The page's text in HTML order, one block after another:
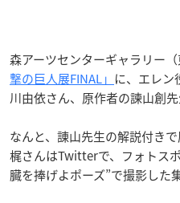
森アーツセンターギャラリー
撃の巨人展FINAL」 に、エレン
川由依さん、原作者の諫山創
なんと、諌山先生の解説付き
梶さんはTwitterで、フォトス
臓を捧げよポーズ”で撮影した